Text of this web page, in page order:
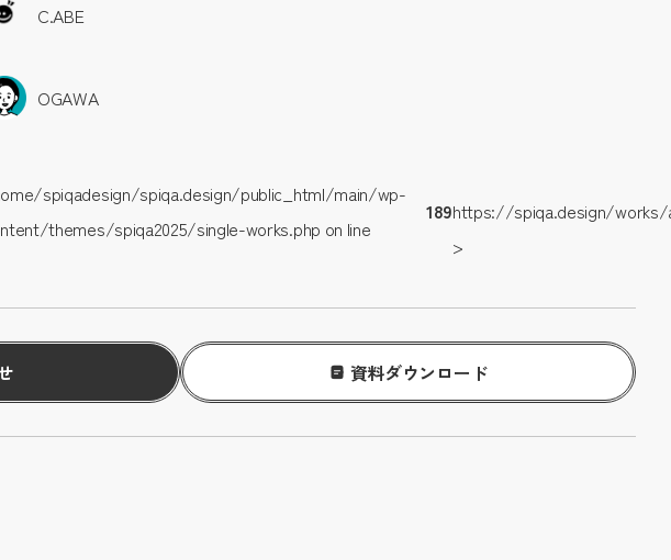
C.ABE
OGAWA
spiqadesign/spiqa.design/public_html/main/wp-
themes/spiqa2025/single-works.php on line
189https://spiqa.design/
>
資料ダウンロード